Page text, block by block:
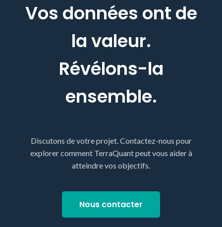
Vos données ont de
la valeur.
Révélons-la
ensemble.
Discutons de votre projet. Contactez-nous pour
explorer comment TerraQuant peut vous aider à
atteindre vos objectifs.
Nous contacter